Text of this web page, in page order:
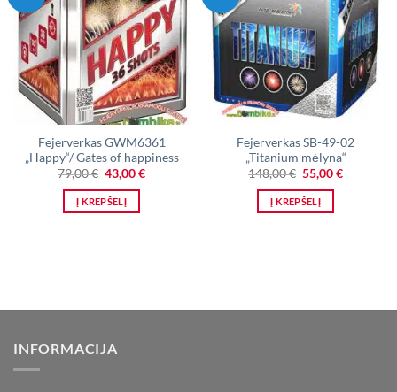
Fejerverkas GWM6361
„Happy“/ Gates of happiness
79,00€ Original
price
was:
79,00 €.
43,00€Current
Į KREPŠELĮ
Fejerverkas SB-49-02
„Titanium mėlyna“
148,00€ Original
price
was:
148,00 €.
55,00€Current
Į KREPŠELĮ
INFORMACIJA